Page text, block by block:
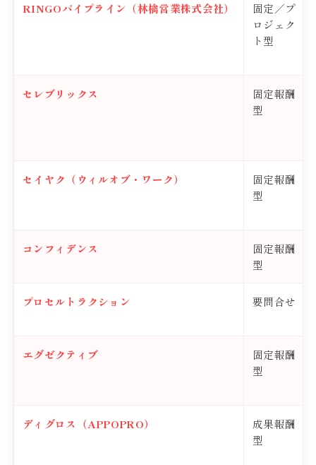
RINGOパイプライン（林檎営業株式会社）
固定／プ
ロジェク
ト型
セレブリックス
固定報酬
型
セイヤク（ウィルオブ・ワーク）
固定報酬
型
コンフィデンス
固定報酬
型
プロセルトラクション 要問合せ
エグゼクティブ
固定報酬
型
ディグロス（APPOPRO）
成果報酬
型